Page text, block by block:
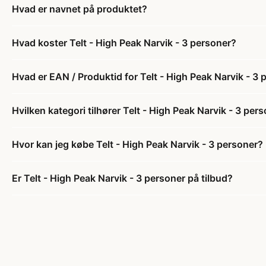
Hvad er navnet på produktet?
Hvad koster Telt - High Peak Narvik - 3 personer?
Hvad er EAN / Produktid for Telt - High Peak Narvik - 3
Hvilken kategori tilhører Telt - High Peak Narvik - 3
Hvor kan jeg købe Telt - High Peak Narvik - 3 personer?
Er Telt - High Peak Narvik - 3 personer på tilbud?